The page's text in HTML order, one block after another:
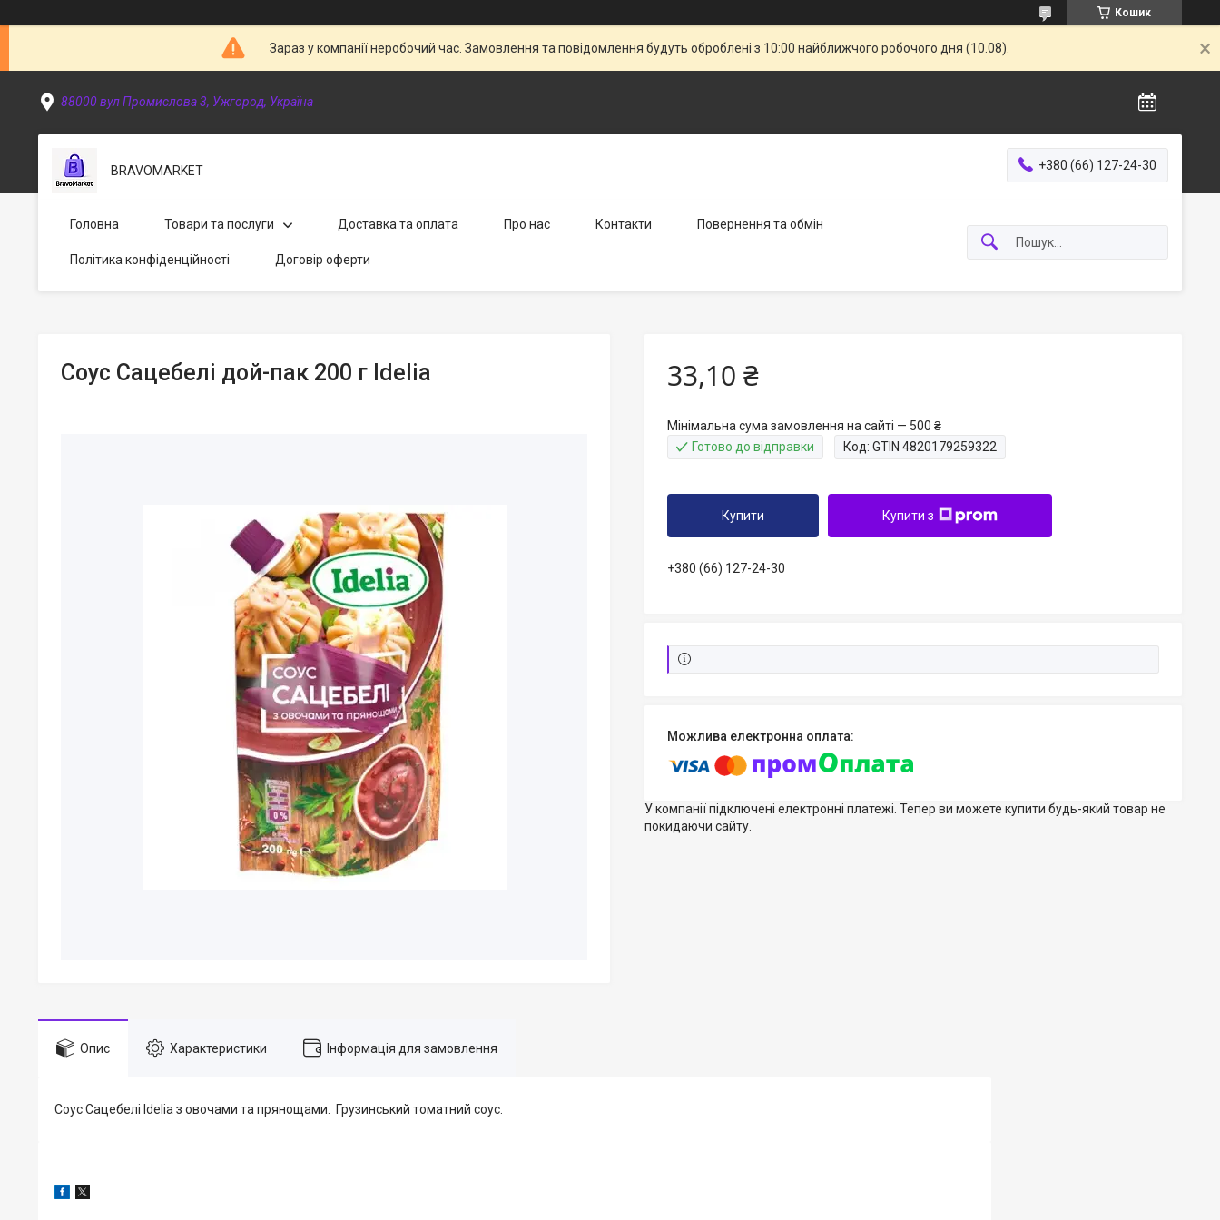
Кошик
Зараз у компанії неробочий час. Замовлення та повідомлення будуть оброблені з 10:00 найближчого робочого дня (10.08).
88000 вул Промислова 3, Ужгород, Україна
BRAVOMARKET +380 (66) 127-24-30
Головна Товари та послуги Доставка та оплата Про нас Контакти Повернення та обмін
Політика конфіденційності Договір оферти
Соус Сацебелі дой-пак 200 г Idelia 33,10 ₴
Мінімальна сума замовлення на сайті — 500 ₴
Готово до відправки
Код: GTIN 4820179259322
Купити Купити з
+380 (66) 127-24-30
У компанії підключені електронні платежі. Тепер ви можете купити будь-який товар не
покидаючи сайту.
Опис Характеристики Інформація для замовлення
Соус Сацебелі Idelia з овочами та прянощами. Грузинський томатний соус.